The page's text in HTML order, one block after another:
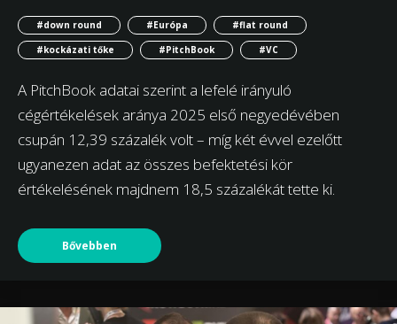
#down round #Európa
#flat round
#kockázati tőke
#PitchBook #VC
A PitchBook adatai szerint a lefelé irányuló
cégértékelések aránya 2025 első negyedévében
csupán 12,39 százalék volt – míg két évvel ezelőtt
ugyanezen adat az összes befektetési kör
értékelésének majdnem 18,5 százalékát tette ki.
Bővebben